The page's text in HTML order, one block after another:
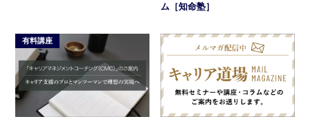
ム［知命塾］
有料講座